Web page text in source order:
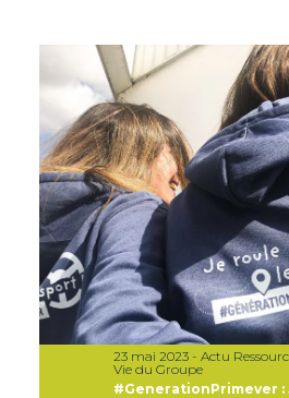
23 mai 2023 - Actu
Vie du Groupe
#GenerationPrimever :